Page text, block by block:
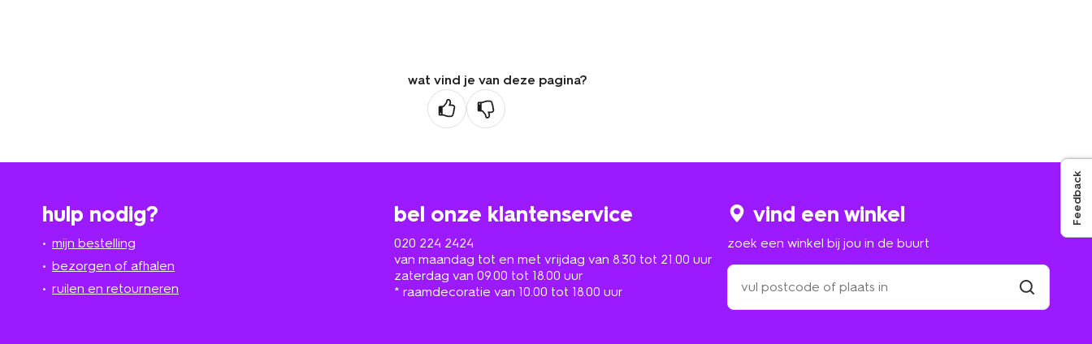
wat vind je van deze pagina?
hulp nodig?
mijn bestelling
bezorgen of afhalen
ruilen en retourneren
bel onze klantenservice
020 224 2424
van maandag tot en met vrijdag van 8.30 tot 21.00 uur
zaterdag van 09.00 tot 18.00 uur
* raamdecoratie van 10.00 tot 18.00 uur
vind een winkel
zoek een winkel bij jou in de buurt
zoek
een
winkel
Feedback